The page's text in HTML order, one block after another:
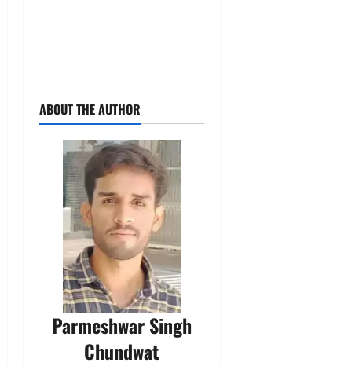
ABOUT THE AUTHOR
Parmeshwar Singh
Chundwat